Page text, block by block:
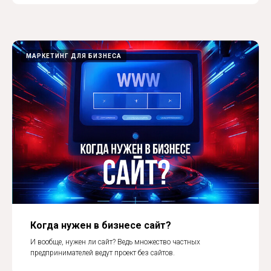
МАРКЕТИНГ ДЛЯ БИЗНЕСА
Когда нужен в бизнесе сайт?
И вообще, нужен ли сайт? Ведь множество частных
предпринимателей ведут проект без сайтов.